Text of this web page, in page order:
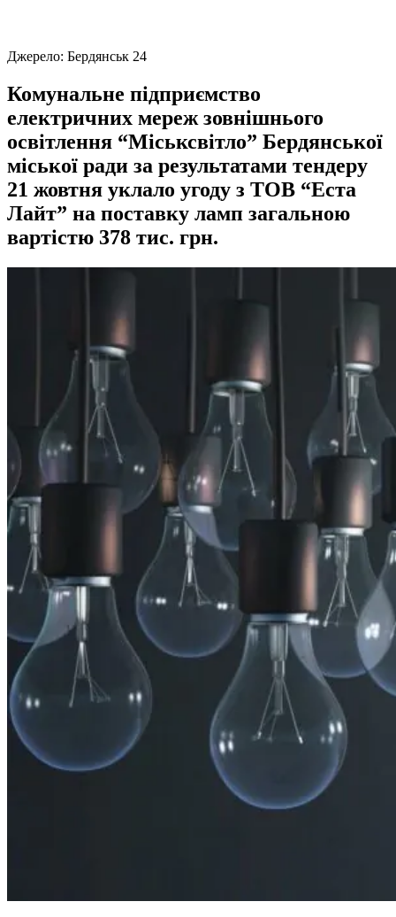
Джерело: Бердянськ 24
Комунальне підприємство
електричних мереж зовнішнього
освітлення “Міськсвітло” Бердянської
міської ради за результатами тендеру
21 жовтня уклало угоду з ТОВ “Еста
Лайт” на поставку ламп загальною
вартістю 378 тис. грн.